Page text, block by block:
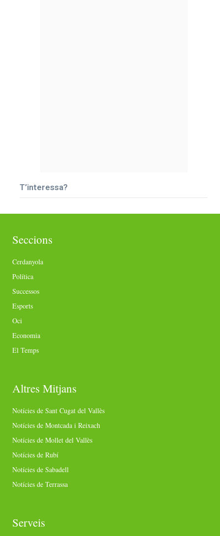
T’interessa?
Seccions
Cerdanyola
Política
Successos
Esports
Oci
Economia
El Temps
Altres Mitjans
Notícies de Sant Cugat del Vallès
Notícies de Montcada i Reixach
Notícies de Mollet del Vallès
Notícies de Rubí
Notícies de Sabadell
Notícies de Terrassa
Serveis